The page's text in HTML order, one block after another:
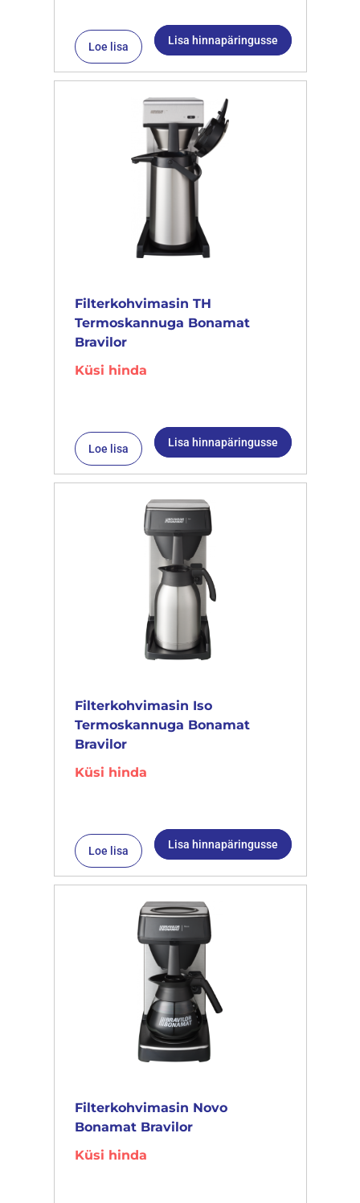
Loe lisa Lisa hinnapäringusse
Filterkohvimasin TH
Termoskannuga Bonamat
Bravilor
Küsi hinda
Loe lisa Lisa hinnapäringusse
Filterkohvimasin Iso
Termoskannuga Bonamat
Bravilor
Küsi hinda
Loe lisa Lisa hinnapäringusse
Filterkohvimasin Novo
Bonamat Bravilor
Küsi hinda